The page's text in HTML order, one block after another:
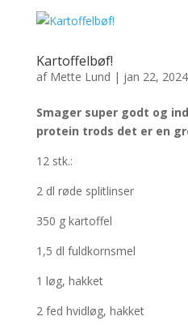
Kartoffelbøf!
af Mette Lund | jan 22, 2024
Smager super godt og
protein trods det er en
12 stk.:
2 dl røde splitlinser
350 g kartoffel
1,5 dl fuldkornsmel
1 løg, hakket
2 fed hvidløg, hakket